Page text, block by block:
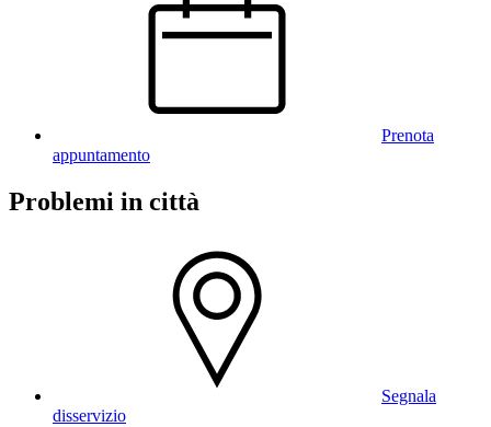
Prenota
appuntamento
Problemi in città
Segnala
disservizio